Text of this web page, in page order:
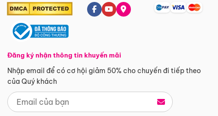
Đăng ký nhận thông tin khuyến mãi
Nhập email để có cơ hội giảm 50% cho chuyến đi tiếp theo
của Quý khách